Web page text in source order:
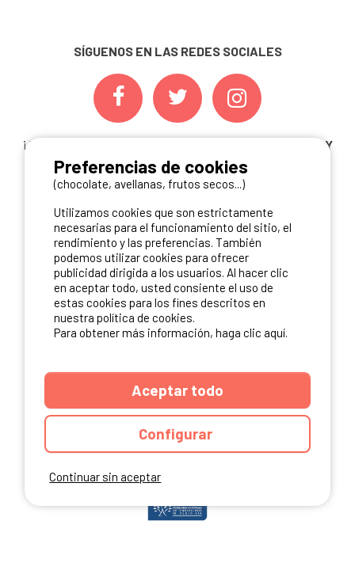
SÍGUENOS EN LAS REDES SOCIALES
¡ Y NO TE PIERDAS NUESTRAS
OFERTAS, CONCURSOS Y
NOVEDADESINSCRIBIÉNDOTE A NUESTRA
NEWSLETTER!
ME INSCRIBO
NUESTROS PARTNERS
Continuar sin aceptar
Preferencias de cookies
(chocolate, avellanas, frutos secos...)
Utilizamos cookies que son estrictamente
necesarias para el funcionamiento del sitio, el
rendimiento y las preferencias. También
podemos utilizar cookies para ofrecer
publicidad dirigida a los usuarios. Al hacer clic
en aceptar todo, usted consiente el uso de
estas cookies para los fines descritos en
nuestra política de cookies.
Para obtener más información, haga clic aquí.
Aceptar todo
Configurar